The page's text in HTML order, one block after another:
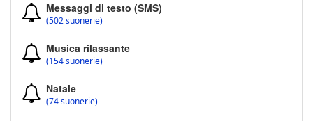
Messaggi di testo (SMS)
(502 suonerie)
Musica rilassante
(154 suonerie)
Natale
(74 suonerie)